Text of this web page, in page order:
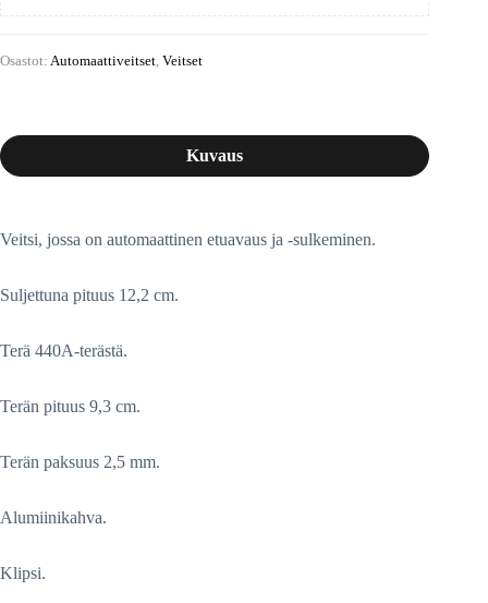
Osastot: Automaattiveitset Veitset
Kuvaus
Veitsi, jossa on automaattinen etuavaus ja -sulkeminen.
Suljettuna pituus 12,2 cm.
Terä 440A-terästä.
Terän pituus 9,3 cm.
Terän paksuus 2,5 mm.
Alumiinikahva.
Klipsi.